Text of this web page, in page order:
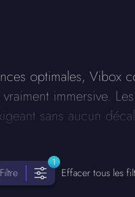
optimales, Vibox
immersive.
sans aucun
Filtre
1
Effacer tous les